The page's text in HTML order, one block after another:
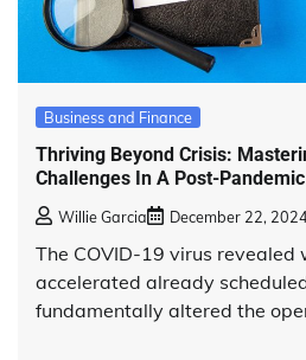
Business and Finance
Thriving Beyond Crisis:
Challenges In A Post-
Willie Garcia December 22,
The COVID-19 virus revealed
accelerated already
fundamentally altered the